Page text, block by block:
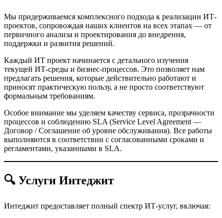
Мы придерживаемся комплексного подхода к реализации ИТ-
проектов, сопровождая наших клиентов на всех этапах — от
первичного анализа и проектирования до внедрения,
поддержки и развития решений.
Каждый ИТ проект начинается с детального изучения
текущей ИТ-среды и бизнес-процессов. Это позволяет нам
предлагать решения, которые действительно работают и
приносят практическую пользу, а не просто соответствуют
формальным требованиям.
Особое внимание мы уделяем качеству сервиса, прозрачности
процессов и соблюдению SLA (Service Level Agreement —
Договор / Соглашение об уровне обслуживания). Все работы
выполняются в соответствии с согласованными сроками и
регламентами, указанными в SLA.
🔍 Услуги Интеджит
Интеджит предоставляет полный спектр ИТ-услуг, включая: